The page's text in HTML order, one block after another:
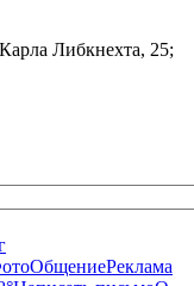
Либкнехта, 25;
ОбщениеРеклама